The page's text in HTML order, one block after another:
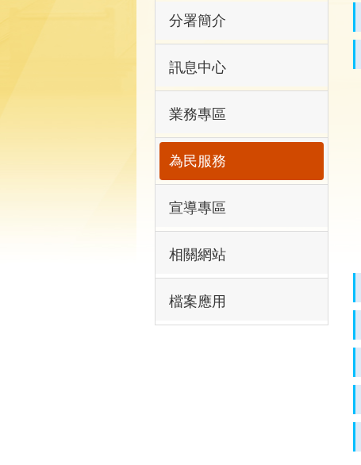
分署簡介
訊息中心
業務專區
為民服務
宣導專區
相關網站
檔案應用